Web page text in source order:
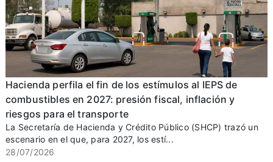
Hacienda perfila el fin de los estímulos al IEPS de
combustibles en 2027: presión fiscal, inflación y
riesgos para el transporte
La Secretaría de Hacienda y Crédito Público (SHCP) trazó un
escenario en el que, para 2027, los estí...
28/07/2026